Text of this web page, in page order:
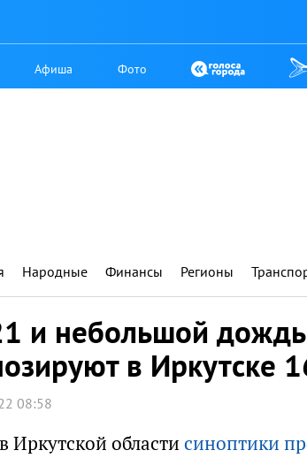
Афиша Фото
Народные Финансы Регионы
и небольшой дождь
в Иркутске
08:58
Иркутской области синоптики